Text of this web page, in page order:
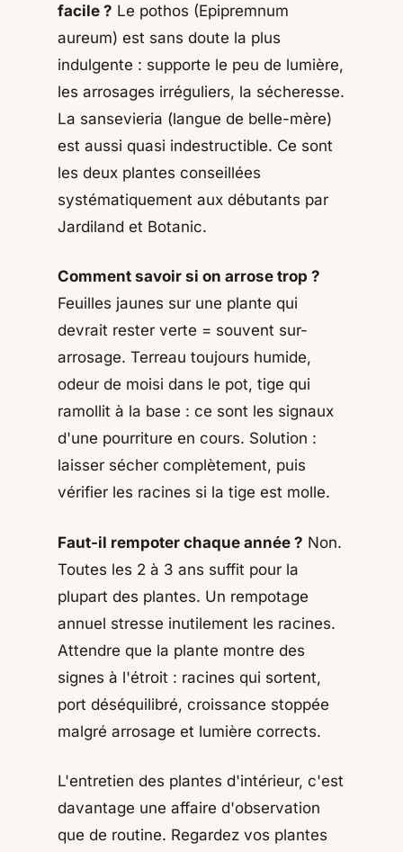
facile ? Le pothos (Epipremnum
aureum) est sans doute la plus
indulgente : supporte le peu de lumière,
les arrosages irréguliers, la sécheresse.
La sansevieria (langue de belle-mère)
est aussi quasi indestructible. Ce sont
les deux plantes conseillées
systématiquement aux débutants par
Jardiland et Botanic.
Comment savoir si on arrose trop ?
Feuilles jaunes sur une plante qui
devrait rester verte = souvent sur-
arrosage. Terreau toujours humide,
odeur de moisi dans le pot, tige qui
ramollit à la base : ce sont les signaux
d'une pourriture en cours. Solution :
laisser sécher complètement, puis
vérifier les racines si la tige est molle.
Faut-il rempoter chaque année ? Non.
Toutes les 2 à 3 ans suffit pour la
plupart des plantes. Un rempotage
annuel stresse inutilement les racines.
Attendre que la plante montre des
signes à l'étroit : racines qui sortent,
port déséquilibré, croissance stoppée
malgré arrosage et lumière corrects.
L'entretien des plantes d'intérieur, c'est
davantage une affaire d'observation
que de routine. Regardez vos plantes